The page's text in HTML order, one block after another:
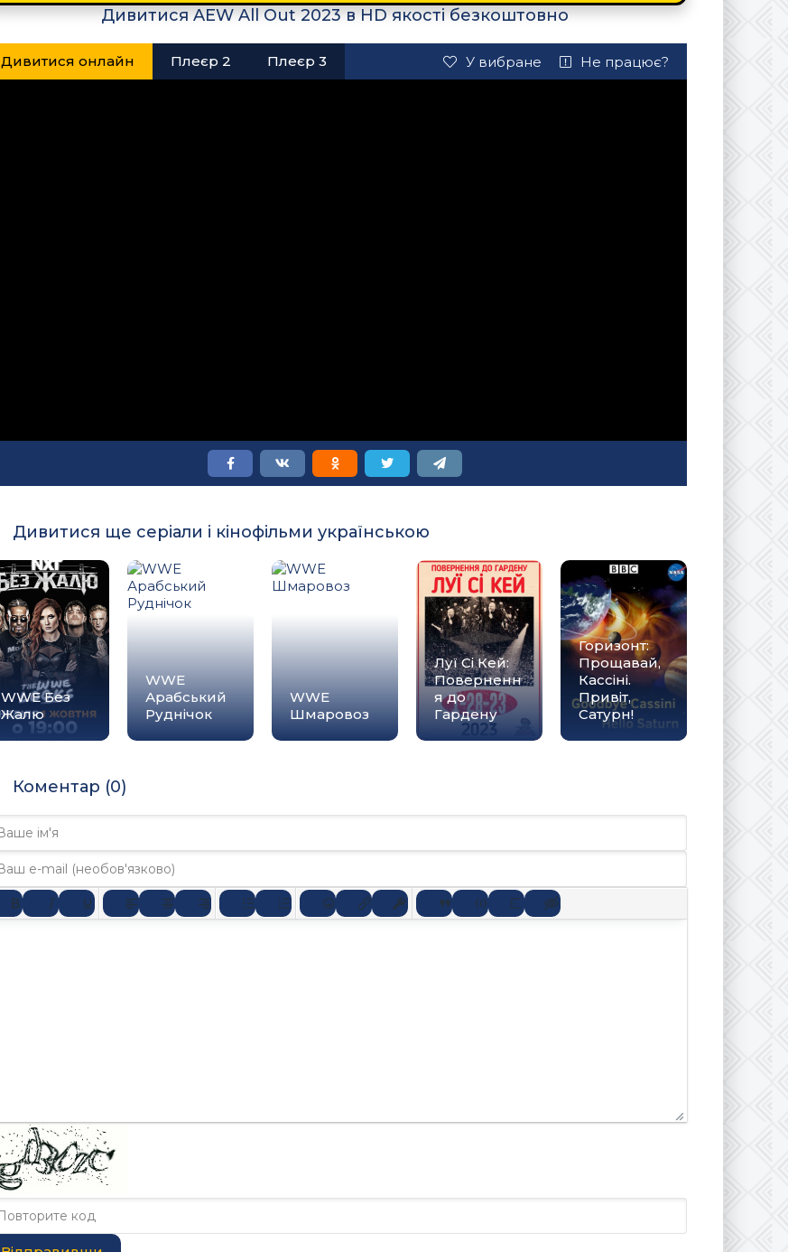
Дивитися AEW All Out 2023 в HD якості безкоштовно
Дивитися онлайн Плеєр 2 Плеєр 3 У вибране Не працює?
Дивитися ще серіали і кінофільми українською
WWE Без
Жалю
WWE
Арабський
Руднічок
WWE
Шмаровоз
Луї Сі Кей:
Поверненн
я до
Гардену
Горизонт:
Прощавай,
Кассіні.
Привіт,
Сатурн!
Коментар (0)